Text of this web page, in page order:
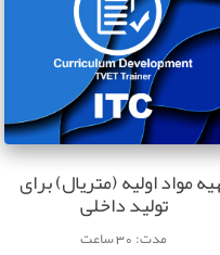
مواد اولیه (متریال) برای
تولید داخلی
مدت: 30 ساعت